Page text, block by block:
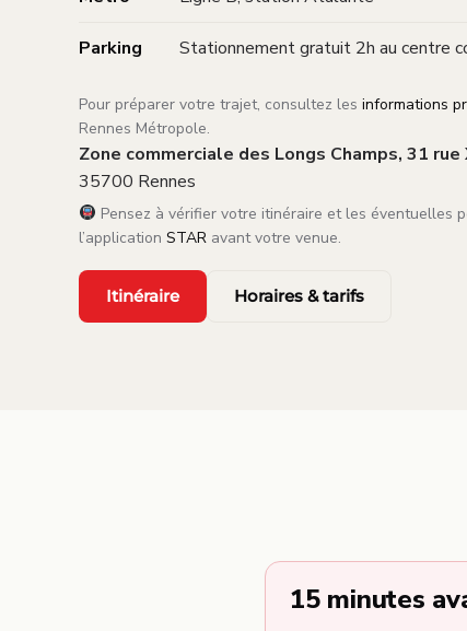
Parking Stationnement gratuit 2h au centre
Pour préparer votre trajet, consultez les informations
Rennes Métropole.
Zone commerciale des Longs Champs, 31
35700 Rennes
Pensez à vérifier votre itinéraire et les éventuelles
l’application STAR avant votre venue.
Itinéraire Horaires & tarifs
15 minutes